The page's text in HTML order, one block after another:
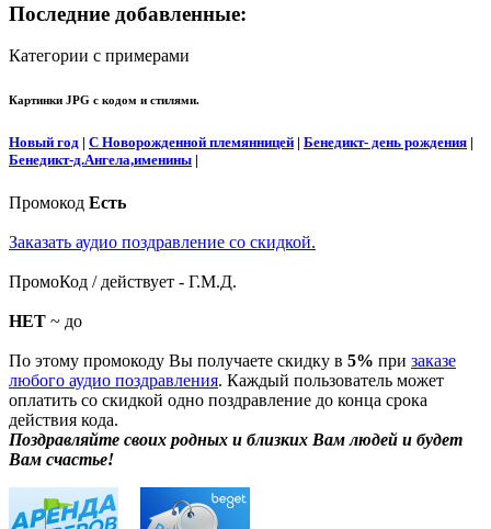
Последние добавленные:
Категории с примерами
Картинки JPG с кодом и стилями.
Новый год | С Новорожденной племянницей | Бенедикт- день рождения |
Бенедикт-д.Ангела,именины |
Промокод Есть
Заказать аудио поздравление со скидкой.
ПромоКод / действует - Г.М.Д.
НЕТ ~ до
По этому промокоду Вы получаете скидку в 5% при заказе
любого аудио поздравления. Каждый пользователь может
оплатить со скидкой одно поздравление до конца срока
действия кода.
Поздравляйте своих родных и близких Вам людей и будет
Вам счастье!